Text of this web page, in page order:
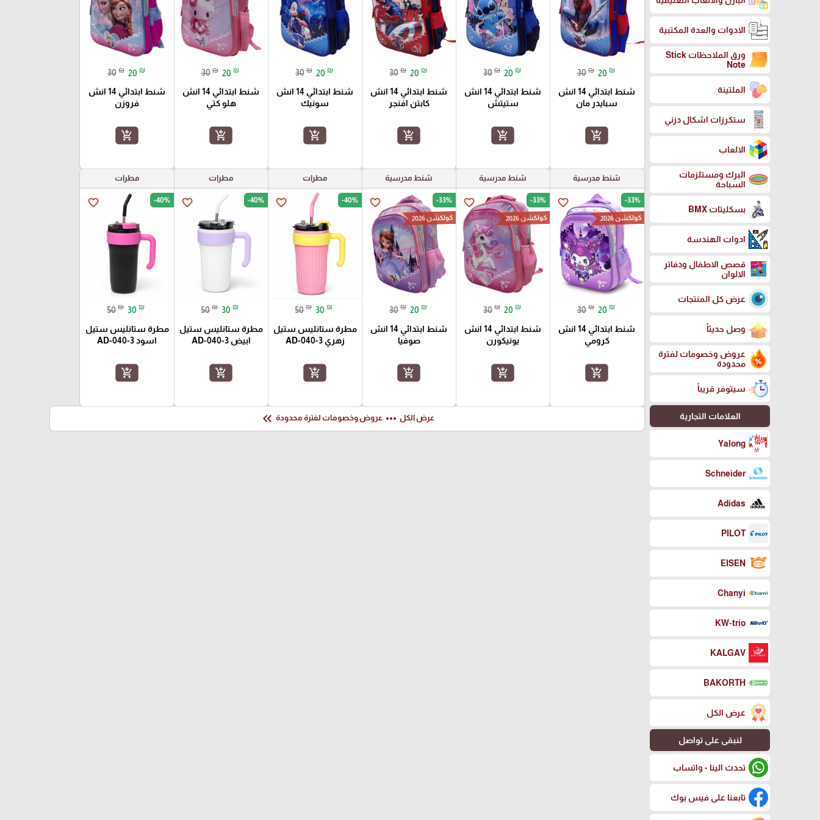
الادوات والعدة المكتبية
ورق الملاحظات Stick
Note
الملتينة
ستكرزات اشكال دزني
الالعاب
البرك ومستلزمات
السباحة
بسكليتات BMX
ادوات الهندسة
قصص الاطفال ودفاتر
الالوان
عرض كل المنتجات
وصل حديثاً
عروض وخصومات لفترة
محدودة
سيتوفر قريباً
العلامات التجارية
Yalong
Schneider
Adidas
PILOT
EISEN
Chanyi
KW-trio
KALGAV
BAKORTH
عرض الكل
لنبقى على تواصل
تحدث الينا - واتساب
تابعنا على فيس بوك
30 ₪ 20 ₪
شنط ابتدائي 14 انش
سبايدر مان
add_shopping_cart
30 ₪ 20 ₪
شنط ابتدائي 14 انش
ستيتش
add_shopping_cart
30 ₪ 20 ₪
شنط ابتدائي 14 انش
كابتن افنجر
add_shopping_cart
30 ₪ 20 ₪
شنط ابتدائي 14 انش
سونيك
add_shopping_cart
30 ₪ 20 ₪
شنط ابتدائي 14 انش
هلو كتي
add_shopping_cart
30 ₪ 20 ₪
شنط ابتدائي 14 انش
فروزن
add_shopping_cart
شنط مدرسية
favorite_border -33%
كولكشن 2026
30 ₪ 20 ₪
شنط ابتدائي 14 انش
كرومي
add_shopping_cart
شنط مدرسية
favorite_border -33%
كولكشن 2026
30 ₪ 20 ₪
شنط ابتدائي 14 انش
يونيكورن
add_shopping_cart
شنط مدرسية
favorite_border -33%
كولكشن 2026
30 ₪ 20 ₪
شنط ابتدائي 14 انش
صوفيا
add_shopping_cart
مطرات
favorite_border -40%
50 ₪ 30 ₪
مطرة ستانليس ستيل
زهري AD-040-3
add_shopping_cart
مطرات
favorite_border -40%
50 ₪ 30 ₪
مطرة ستانليس ستيل
ابيض AD-040-3
add_shopping_cart
مطرات
favorite_border -40%
50 ₪ 30 ₪
مطرة ستانليس ستيل
اسود AD-040-3
add_shopping_cart
عرض الكل more_horiz عروض وخصومات لفترة محدودة keyboard_double_arrow_left